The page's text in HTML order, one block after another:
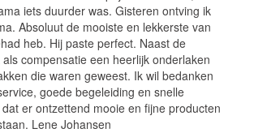
iets duurder was. Gisteren ontving ik
Absoluut de mooiste en lekkerste van
heb. Hij paste perfect. Naast de
compensatie een heerlijk onderlaken
die waren geweest. Ik wil bedanken
goede begeleiding en snelle
er ontzettend mooie en fijne producten
Lene Johansen